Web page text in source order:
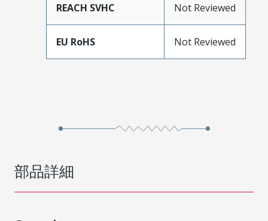
REACH SVHC Not Reviewed
EU RoHS Not Reviewed
部品詳細